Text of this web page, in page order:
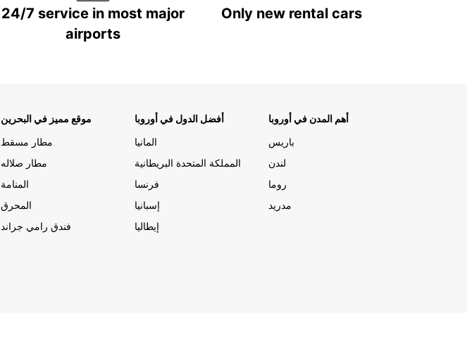
24/7 service in most major
airports
Only new rental cars
موقع مميز في البحرين
مطار مسقط
مطار صلاله
المنامة
المحرق
فندق رامي جراند
أفضل الدول في أوروبا
المانيا
المملكة المتحدة البريطانية
فرنسا
إسبانيا
إيطاليا
أهم المدن في أوروبا
باريس
لندن
روما
مدريد